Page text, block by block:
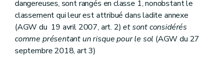
dangereuses, sont rangés en classe 1, nonobstant le
classement qui leur est attribué dans ladite annexe
(AGW du 19 avril 2007, art. 2)et sont considérés
comme présentant un risque pour le sol (AGW du 27
septembre 2018, art 3)